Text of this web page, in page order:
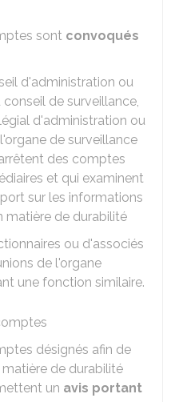
sont convoqués
d'administration ou
de surveillance,
d'administration ou
de surveillance
des comptes
et qui examinent
sur les informations
matière de durabilité
ou d'associés
de l'organe
une fonction similaire.
désignés afin de
de durabilité
un avis portant